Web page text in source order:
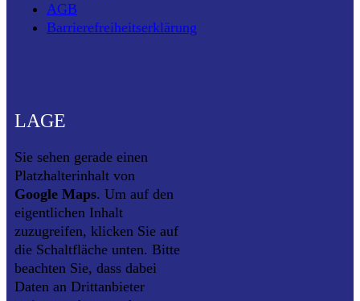
AGB
Barrierefreiheitserklärung
LAGE
Sie sehen gerade einen
Platzhalterinhalt von
Google Maps. Um auf den
eigentlichen Inhalt
zuzugreifen, klicken Sie auf
die Schaltfläche unten. Bitte
beachten Sie, dass dabei
Daten an Drittanbieter